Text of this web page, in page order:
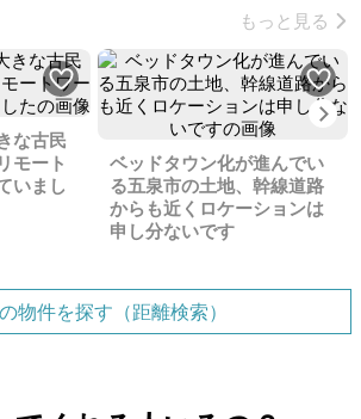
もっと見る
な古民
モート
いまし
ベッドタウン化が進んでい
る五泉市の土地、幹線道路
からも近くロケーションは
申し分ないです
物件を探す（距離検索）